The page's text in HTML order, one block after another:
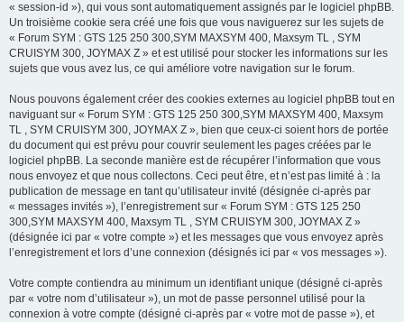
« session-id »), qui vous sont automatiquement assignés par le logiciel phpBB.
Un troisième cookie sera créé une fois que vous naviguerez sur les sujets de
« Forum SYM : GTS 125 250 300,SYM MAXSYM 400, Maxsym TL , SYM
CRUISYM 300, JOYMAX Z » et est utilisé pour stocker les informations sur les
sujets que vous avez lus, ce qui améliore votre navigation sur le forum.
Nous pouvons également créer des cookies externes au logiciel phpBB tout en
naviguant sur « Forum SYM : GTS 125 250 300,SYM MAXSYM 400, Maxsym
TL , SYM CRUISYM 300, JOYMAX Z », bien que ceux-ci soient hors de portée
du document qui est prévu pour couvrir seulement les pages créées par le
logiciel phpBB. La seconde manière est de récupérer l’information que vous
nous envoyez et que nous collectons. Ceci peut être, et n’est pas limité à : la
publication de message en tant qu’utilisateur invité (désignée ci-après par
« messages invités »), l’enregistrement sur « Forum SYM : GTS 125 250
300,SYM MAXSYM 400, Maxsym TL , SYM CRUISYM 300, JOYMAX Z »
(désignée ici par « votre compte ») et les messages que vous envoyez après
l’enregistrement et lors d’une connexion (désignés ici par « vos messages »).
Votre compte contiendra au minimum un identifiant unique (désigné ci-après
par « votre nom d’utilisateur »), un mot de passe personnel utilisé pour la
connexion à votre compte (désigné ci-après par « votre mot de passe »), et